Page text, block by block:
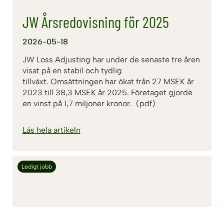
2026-05-18
JW Årsredovisning för 2025
JW Loss Adjusting har under de senaste tre åren
visat på en stabil och tydlig
tillväxt. Omsättningen har ökat från 27 MSEK år
2023 till 38,3 MSEK år 2025. Företaget gjorde
en vinst på 1,7 miljoner kronor. (pdf)
Läs hela artikeln
Ledigt jobb